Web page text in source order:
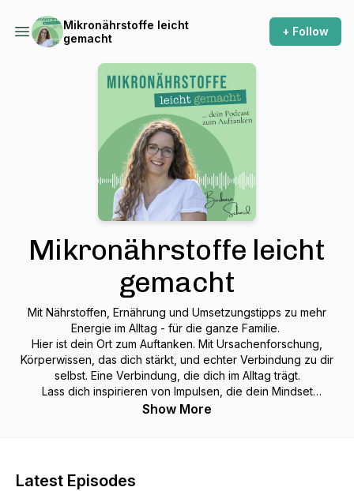
Mikronährstoffe leicht
gemacht
+ Follow
Mikronährstoffe leicht
gemacht
Mit Nährstoffen, Ernährung und Umsetzungstipps zu mehr
Energie im Alltag - für die ganze Familie.
Hier ist dein Ort zum Auftanken. Mit Ursachenforschung,
Körperwissen, das dich stärkt, und echter Verbindung zu dir
selbst. Eine Verbindung, die dich im Alltag trägt.
Lass dich inspirieren von Impulsen, die dein Mindset
verändern, deinem Körper geben, was er braucht, und dich
Show More
Latest Episodes